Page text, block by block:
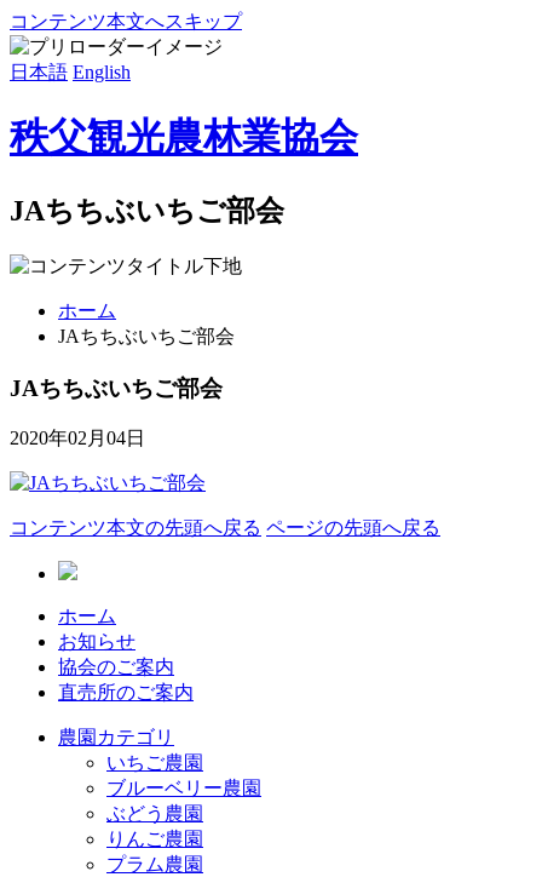
コンテンツ本文へスキップ
日本語 English
秩父観光農林業協会
JAちちぶいちご部会
ホーム
JAちちぶいちご部会
JAちちぶいちご部会
2020年02月04日
コンテンツ本文の先頭へ戻る ページの先頭へ戻る
ホーム
お知らせ
協会のご案内
直売所のご案内
農園カテゴリ
いちご農園
ブルーベリー農園
ぶどう農園
りんご農園
プラム農園